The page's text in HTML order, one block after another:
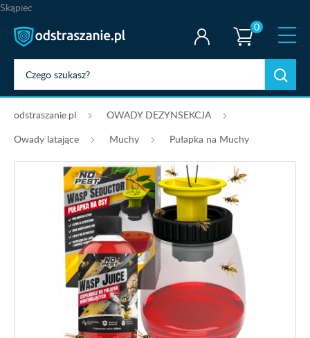
Skąpiec
0
odstraszanie.pl
OWADY DEZYNSEKCJA
Owady latające
Muchy Pułapka na Muchy